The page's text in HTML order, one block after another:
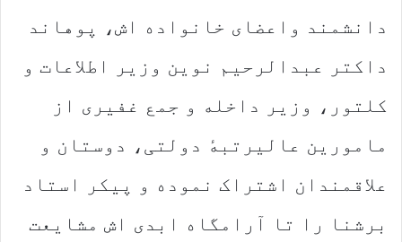
دانشمند واعضای خانواده اش، پوهاند
داکتر عبدالرحیم نوین وزیر اطلاعات و
کلتور، وزیر داخله و جمع غفیری از
مامورین عالیرتبهٔ دولتی، دوستان و
علاقمندان اشتراک نموده و پیکر استاد
برشنا را تا آرامگاه ابدی اش مشایعت